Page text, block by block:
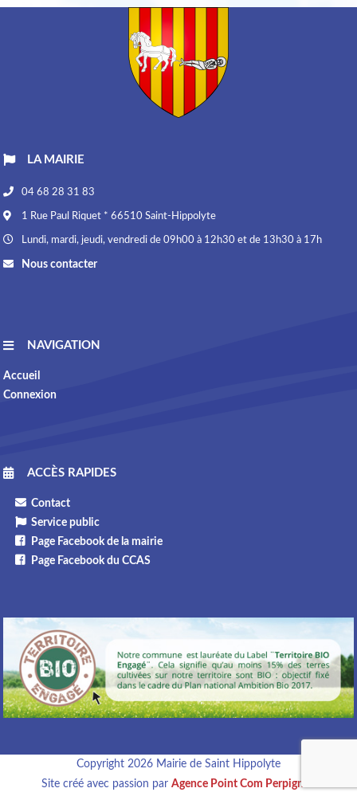
LA MAIRIE
04 68 28 31 83
1 Rue Paul Riquet * 66510 Saint-Hippolyte
Lundi, mardi, jeudi, vendredi de 09h00 à 12h30 et de 13h30 à 17h
Nous contacter
NAVIGATION
Accueil
Connexion
ACCÈS RAPIDES
Contact
Service public
Page Facebook de la mairie
Page Facebook du CCAS
Copyright 2026 Mairie de Saint Hippolyte
Site créé avec passion par Agence Point Com Perpignan